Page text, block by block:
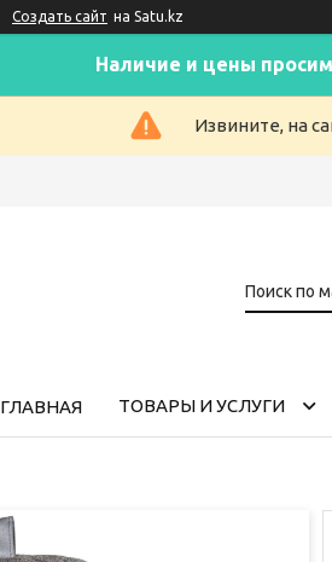
Создать сайт на Satu.kz
Наличие и цены
Извините, на
ГЛАВНАЯ ТОВАРЫ И УСЛУГИ